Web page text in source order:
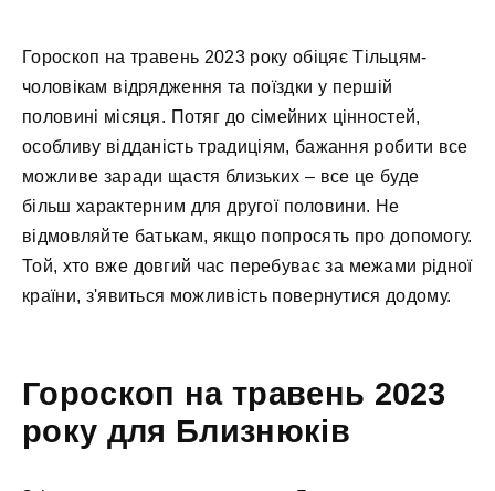
Гороскоп на травень 2023 року обіцяє Тільцям-
чоловікам відрядження та поїздки у першій
половині місяця. Потяг до сімейних цінностей,
особливу відданість традиціям, бажання робити все
можливе заради щастя близьких – все це буде
більш характерним для другої половини. Не
відмовляйте батькам, якщо попросять про допомогу.
Той, хто вже довгий час перебуває за межами рідної
країни, з'явиться можливість повернутися додому.
Гороскоп на травень 2023
року для Близнюків